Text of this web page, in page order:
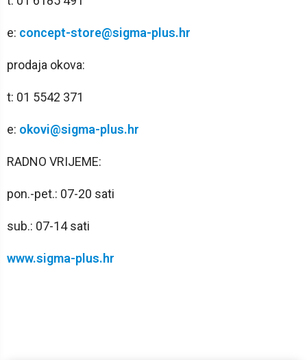
e: concept-store@sigma-plus.hr
prodaja okova:
t: 01 5542 371
e: okovi@sigma-plus.hr
RADNO VRIJEME:
pon.-pet.: 07-20 sati
sub.: 07-14 sati
www.sigma-plus.hr